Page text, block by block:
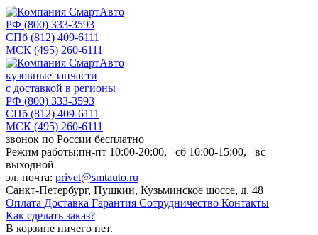
РФ (800) 333-3593
СПб (812) 409-6111
МСК (495) 260-6111
кузовные запчасти
с доставкой в регионы
РФ (800) 333-3593
СПб (812) 409-6111
МСК (495) 260-6111
звонок по России бесплатно
Режим работы:пн-пт 10:00-20:00, сб 10:00-15:00, вс
выходной
эл. почта: privet@smtauto.ru
Санкт-Петербург, Пушкин, Кузьминское шоссе, д. 48
Оплата Доставка Гарантия Сотрудничество Контакты
Как сделать заказ?
В корзине ничего нет.